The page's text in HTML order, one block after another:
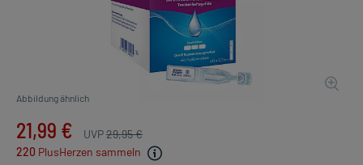
Abbildung ähnlich
21,99 € UVP29,95 €
220 PlusHerzen sammeln